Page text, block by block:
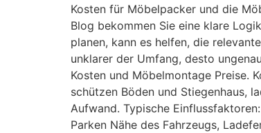
Kosten für Möbelpacker und die
Blog bekommen Sie eine klare
planen, kann es helfen, die
unklarer der Umfang, desto
Kosten und Möbelmontage Preise.
schützen Böden und Stiegenhaus,
Aufwand. Typische
Parken Nähe des Fahrzeugs,